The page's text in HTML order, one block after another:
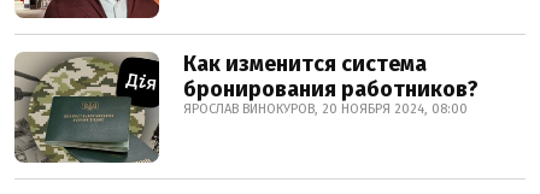
Как изменится система
бронирования работников?
ЯРОСЛАВ ВИНОКУРОВ, 20 НОЯБРЯ 2024, 08:00